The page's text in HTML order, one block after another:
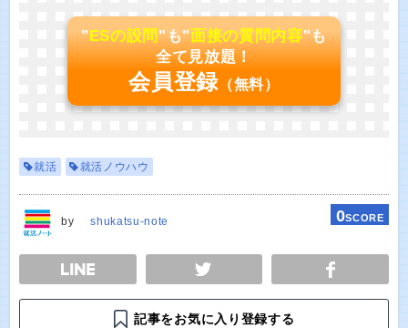
"ESの設問"も"面接の質問内容"も
全て見放題！
会員登録 （無料）
就活 就活ノウハウ
by shukatsu-note 0SCORE
TWEET
記事をお気に入り登録する